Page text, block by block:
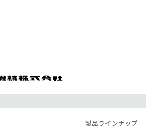
製品ラインナップ